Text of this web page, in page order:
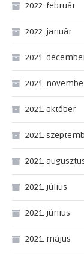
2022. február
2022. január
2021.
2021.
2021. október
2021.
2021.
2021. július
2021. június
2021. május